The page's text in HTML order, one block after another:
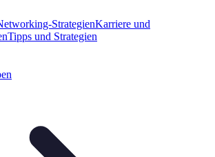
StrategienKarriere und
Tipps und Strategien